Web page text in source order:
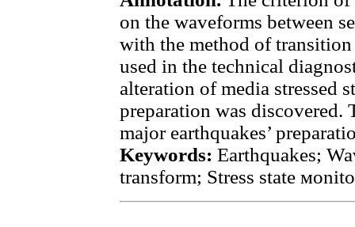
on the waveforms between
with the method of
used in the technical
alteration of media stressed
preparation was
major earthquakes’
Keywords: Earthquakes;
transform; Stress state